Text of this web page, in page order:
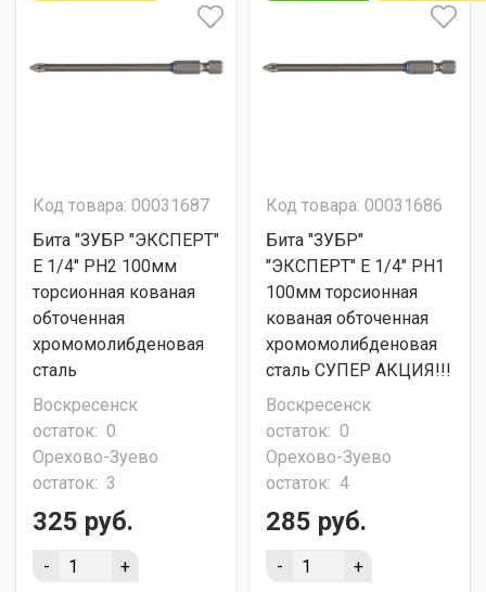
Код товара: 00031687
Бита "ЗУБР "ЭКСПЕРТ"
E 1/4″ PH2 100мм
торсионная кованая
обточенная
хромомолибденовая
сталь
Воскресенск
остаток: 0
Орехово-Зуево
остаток: 3
325 руб.
- +
Код товара: 00031686
Бита "ЗУБР"
"ЭКСПЕРТ" E 1/4″ PH1
100мм торсионная
кованая обточенная
хромомолибденовая
сталь СУПЕР АКЦИЯ!!!
Воскресенск
остаток: 0
Орехово-Зуево
остаток: 4
285 руб.
- +